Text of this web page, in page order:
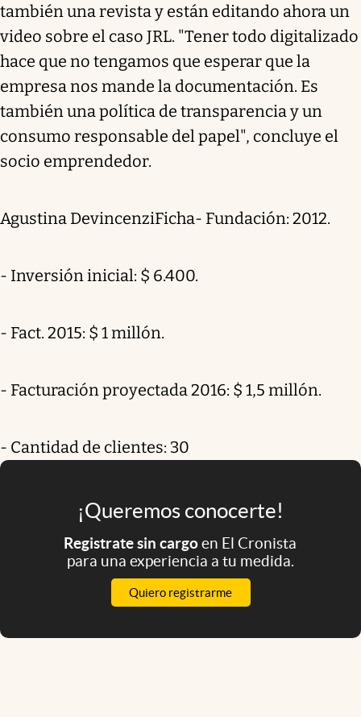
también una revista y están editando ahora un
video sobre el caso JRL. "Tener todo digitalizado
hace que no tengamos que esperar que la
empresa nos mande la documentación. Es
también una política de transparencia y un
consumo responsable del papel", concluye el
socio emprendedor.
Agustina DevincenziFicha- Fundación: 2012.
- Inversión inicial: $ 6.400.
- Fact. 2015: $ 1 millón.
- Facturación proyectada 2016: $ 1,5 millón.
- Cantidad de clientes: 30
¡Queremos conocerte!
Registrate sin cargoen El Cronista
para una experiencia a tu medida.
Quiero registrarme